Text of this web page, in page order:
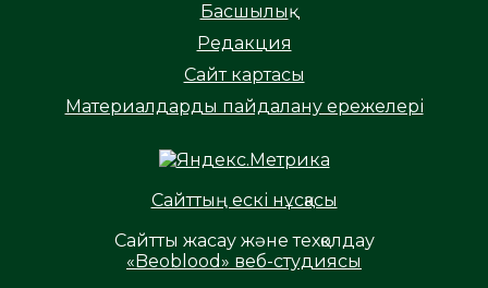
Басшылық
Редакция
Сайт картасы
Материалдарды пайдалану ережелері
Сайттың ескі нұсқасы
Сайтты жасау және техқолдау
«Beoblood» веб-студиясы